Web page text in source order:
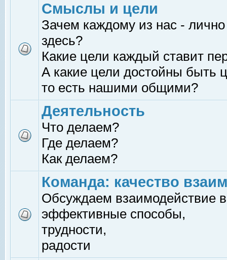
Смыслы и цели
Зачем каждому из нас -
здесь?
Какие цели каждый ставит
А какие цели достойны быть
то есть нашими общими?
Деятельность
Что делаем?
Где делаем?
Как делаем?
Команда: качество
Обсуждаем взаимодействие
эффективные способы,
трудности,
радости